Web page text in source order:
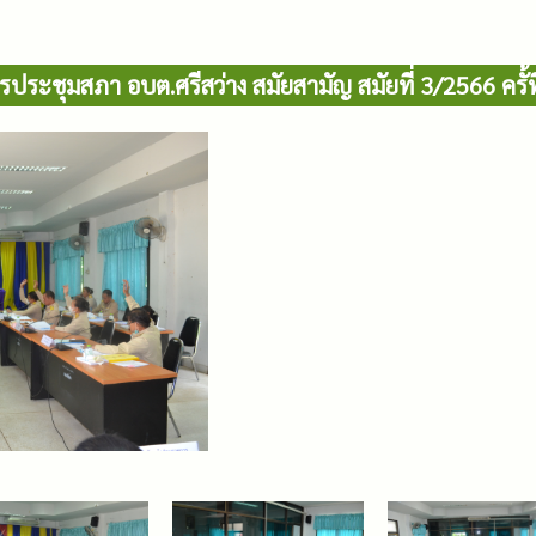
ประชุมสภา อบต.ศรีสว่าง สมัยสามัญ สมัยที่ 3/2566 ครั้